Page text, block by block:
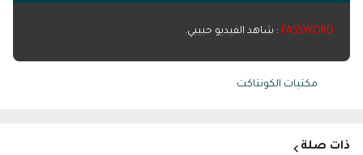
PASSWORD : شاهد الفيديو حبيبي.
مكتبات الكونتاكت
ذات صلة